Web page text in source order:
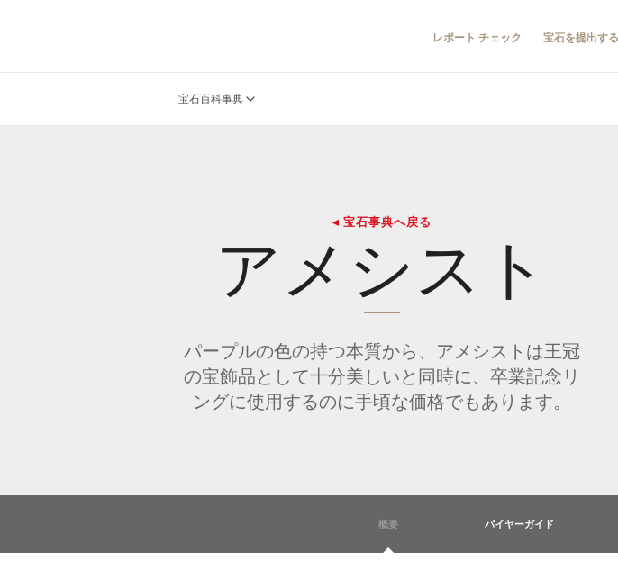
レポート チェック 宝石を提出する
宝石百科事典
◂ 宝石事典へ戻る
アメシスト
パープルの色の持つ本質から、アメシストは王冠
の宝飾品として十分美しいと同時に、卒業記念リ
ングに使用するのに手頃な価格でもあります。
概要 バイヤーガイド